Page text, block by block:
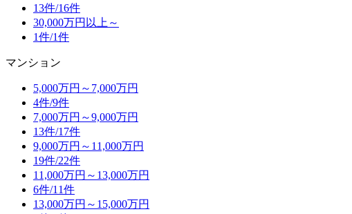
13件/16件
30,000万円以上～
1件/1件
マンション
5,000万円～7,000万円
4件/9件
7,000万円～9,000万円
13件/17件
9,000万円～11,000万円
19件/22件
11,000万円～13,000万円
6件/11件
13,000万円～15,000万円